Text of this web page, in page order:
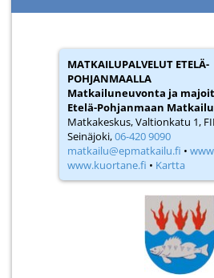
MATKAILUPALVELUT ETELÄ-
POHJANMAALLA
Matkailuneuvonta ja
Etelä-Pohjanmaan
Matkakeskus, Valtionkatu 1,
Seinäjoki,06-420 9090
matkailu@epmatkailu.fi •
www.kuortane.fi • Kartta